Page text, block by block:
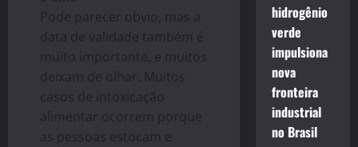
Pode parecer obvio, mas a
data de validade também é
muito importante, e muitos
deixam de olhar. Muitos
casos de intoxicação
alimentar ocorrem porque
as pessoas estocam e
hidrogênio
verde
impulsiona
nova
fronteira
industrial
no Brasil